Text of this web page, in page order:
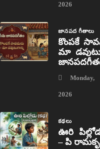
2026
జానపద గీతాలు
కొంపకే
మా
2026
కథలు
ఊరి
– పి